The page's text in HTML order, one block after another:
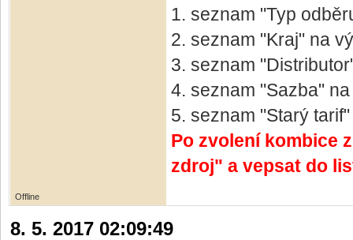
1. seznam "Typ
2. seznam "Kraj" na
3. seznam
4. seznam "Sazba"
5. seznam "Starý
Po zvolení kombice
zdroj" a vepsat do
Offline
8. 5. 2017 02:09:49